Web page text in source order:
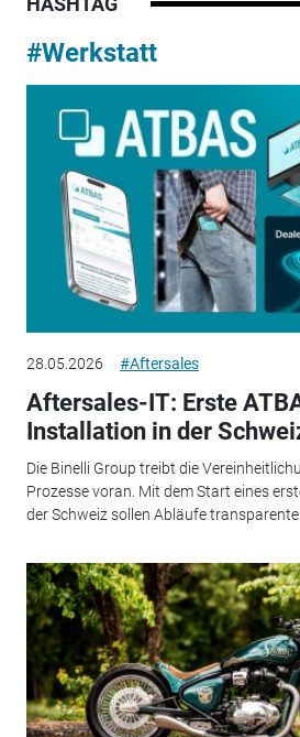
#Werkstatt
28.05.2026 #Aftersales
Aftersales-IT: Erste
Installation in der
Die Binelli Group treibt die
Prozesse voran. Mit dem Start eines
der Schweiz sollen Abläufe